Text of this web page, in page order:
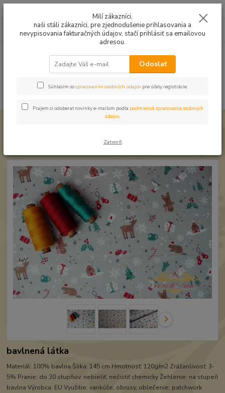
0949224331
9:00 -14:30
za0,00 EUR
Bavlna Vianočná Detská na sivej
Bavlna Vianočná Detská na sivej
bavlnená látka
Materiál: 100% bavlna Šírka: 145 cm Hmotnosť: 120g/m2 Zrážanlivosť: 3-
5% Pranie: do 30 stupňov, nebieliť, nečistiť chemicky Žehlenie: na stupeň
bavlna Výrobca: EU Využitie: vankúše, obrusy, oblečenie, patchwork
Milí zákazníci,
naši stáli zákazníci, pre zjednodušenie prihlasovania a
nevypisovania fakturačných údajov, stačí prihlásiť sa emailovou
adresou.
Odoslať
Súhlasím sospracovaním osobných údajov pre účely registrácie.
Prajem si odoberať novinky e-mailom podľa podmienok spracovania osobných
údajov.
Zatvoriť